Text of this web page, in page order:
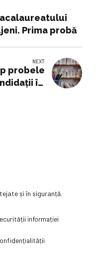
Prima probă
NEXT
probele
își
și în siguranță.
informației